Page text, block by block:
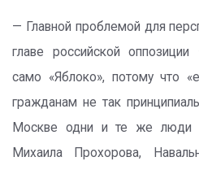
— Главной проблемой для
главе российской
само «Яблоко», потому что
гражданам не так
Москве одни и те же люди
Михаила Прохорова,